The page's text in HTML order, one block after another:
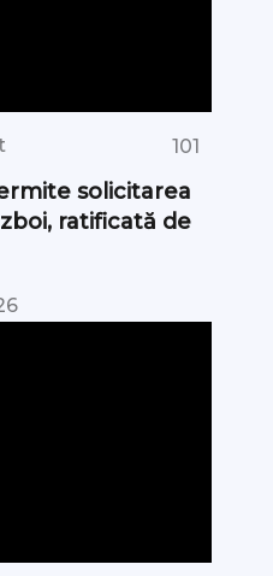
101
solicitarea
ratificată de